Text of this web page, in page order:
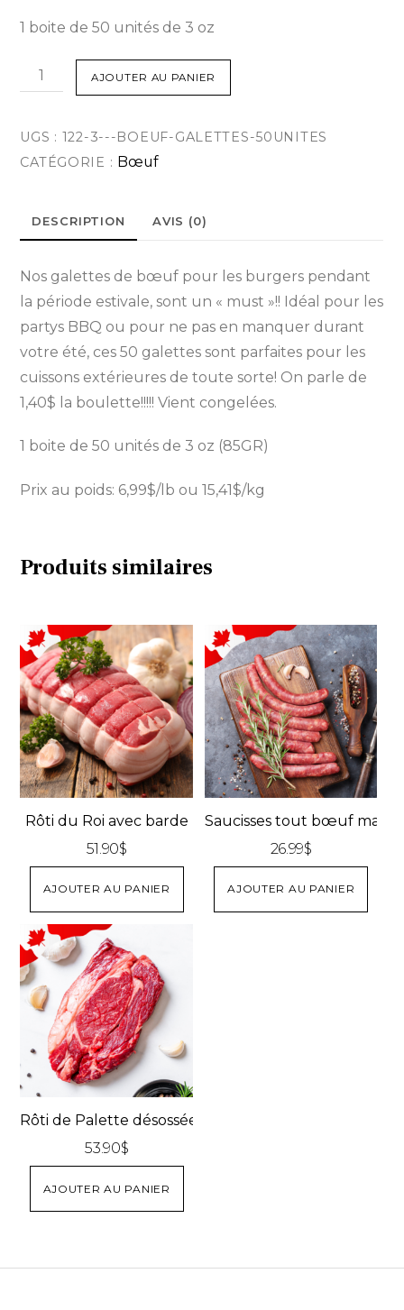
1 boite de 50 unités de 3 oz
quantité
de
de
bœuf
burgers
AJOUTER AU PANIER
UGS : 122-3---BOEUF-GALETTES-50UNITES
CATÉGORIE : Bœuf
DESCRIPTION AVIS (0)
Nos galettes de bœuf pour les burgers pendant
la période estivale, sont un « must »!! Idéal pour les
partys BBQ ou pour ne pas en manquer durant
votre été, ces 50 galettes sont parfaites pour les
cuissons extérieures de toute sorte! On parle de
1,40$ la boulette!!!!! Vient congelées.
1 boite de 50 unités de 3 oz (85GR)
Prix au poids: 6,99$/lb ou 15,41$/kg
Produits similaires
Rôti du Roi avec barde
51.90$
AJOUTER AU PANIER
Saucisses tout bœuf
26.99$
AJOUTER AU PANIER
Rôti de Palette désossée
53.90$
AJOUTER AU PANIER